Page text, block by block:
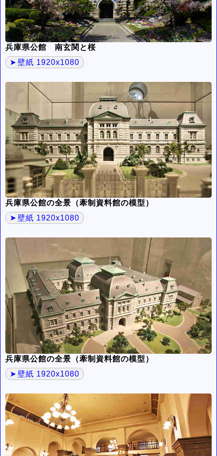
兵庫県公館 南玄関と桜
壁紙 1920x1080
兵庫県公館の全景（牽制資料館の模型）
壁紙 1920x1080
兵庫県公館の全景（牽制資料館の模型）
壁紙 1920x1080